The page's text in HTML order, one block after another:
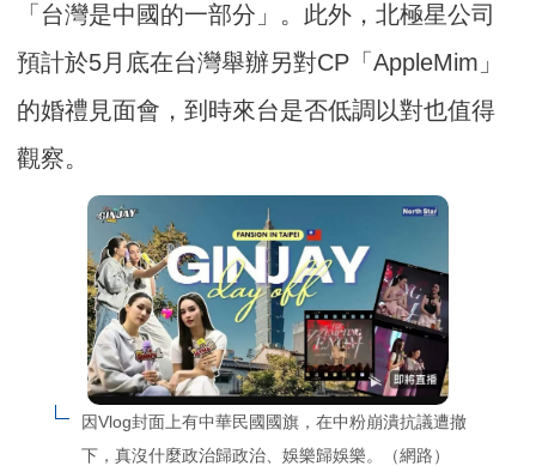
「台灣是中國的一部分」。此外，北極星公司
預計於5月底在台灣舉辦另對CP「AppleMim」
的婚禮見面會，到時來台是否低調以對也值得
觀察。
因Vlog封面上有中華民國國旗，在中粉崩潰抗議遭撤
下，真沒什麼政治歸政治、娛樂歸娛樂。（網路）